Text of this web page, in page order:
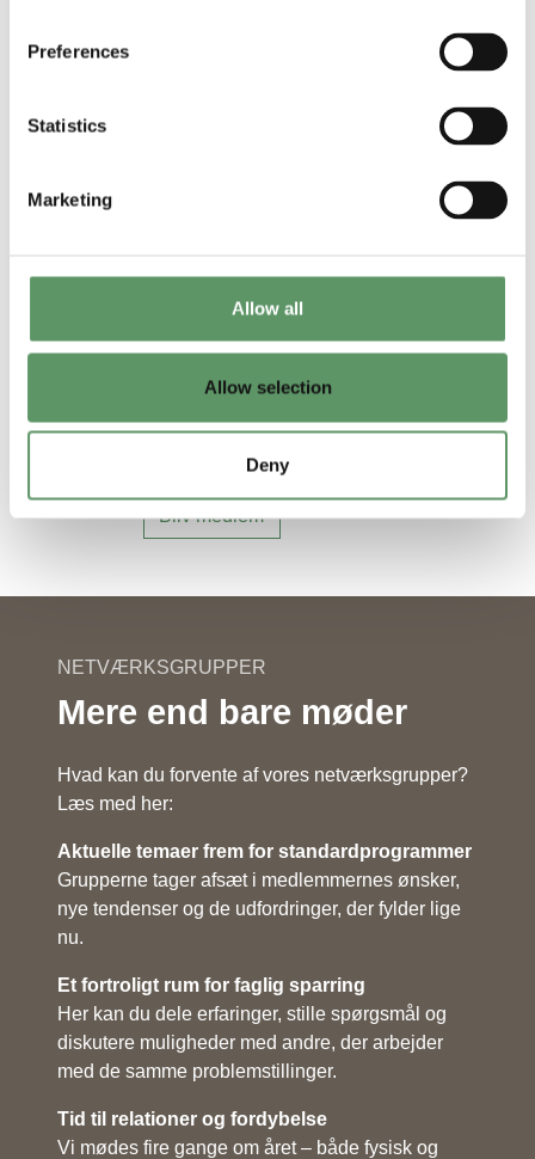
Preferences
Statistics
Marketing
Allow all
Allow selection
Deny
forbereder møderne, men dine
input til temaer og indhold er
Er du ikke allerede medlem.
Læs mere om fordelene
Bliv medlem
NETVÆRKSGRUPPER
Mere end bare møder
Hvad kan du forvente af vores netværksgrupper?
Læs med her:
Aktuelle temaer frem for standardprogrammer
Grupperne tager afsæt i medlemmernes ønsker,
nye tendenser og de udfordringer, der fylder lige
nu.
Et fortroligt rum for faglig sparring
Her kan du dele erfaringer, stille spørgsmål og
diskutere muligheder med andre, der arbejder
med de samme problemstillinger.
Tid til relationer og fordybelse
Vi mødes fire gange om året – både fysisk og